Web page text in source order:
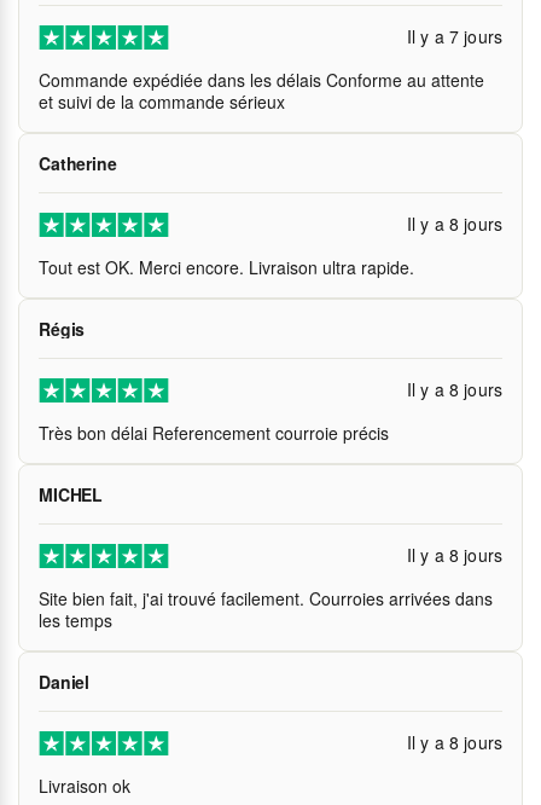
Il y a 7 jours
Commande expédiée dans les délais Conforme au attente
et suivi de la commande sérieux
Catherine
Il y a 8 jours
Tout est OK. Merci encore. Livraison ultra rapide.
Régis
Il y a 8 jours
Très bon délai Referencement courroie précis
MICHEL
Il y a 8 jours
Site bien fait, j'ai trouvé facilement. Courroies arrivées dans
les temps
Daniel
Il y a 8 jours
Livraison ok